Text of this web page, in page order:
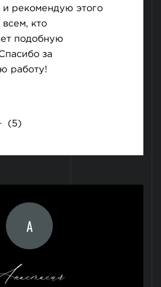
и рекомендую этого
всем, кто
подобную
за
работу!
(5)
А